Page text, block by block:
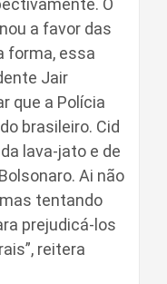
O
a favor das
forma, essa
Jair
que a Polícia
brasileiro. Cid
lava-jato e de
Ai não
tentando
prejudicá-los
reitera